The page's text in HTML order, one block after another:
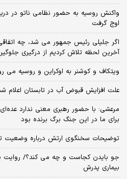
واکنش روسیه به حضور نظامی ناتو در
اوج گرفت
اگر جلیلی رئیس جمهور می شد، چه
آخرین لحظه تلاش کردیم از درگیری
ویتکاف و کوشنر به اوکراین و روسیه می
علت افزایش قبوض آب در تابستان اعلام
مرعشی: با حضور رهبری معنی ندارد
برای ما در این جنگ برگ برنده بود
توضیحات سخنگوی ارتش درباره وضعیت
جو بایدن کجاست و چه می کند؟/ روایت
بیماری پدرش